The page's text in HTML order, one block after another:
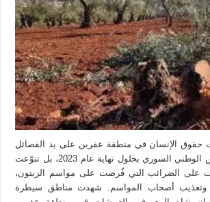
حقوق الإنسان في منطقة عفرين على يد الفصائل
المسلحة التابعة للجيش الوطني السوري بحلول نهاية عام 2023، بل تنوّعت
على الضرائب التي فُرضت على مواسم الزيتون،
وتعذيب أصحاب المواسم. شهدت مناطق سيطرة